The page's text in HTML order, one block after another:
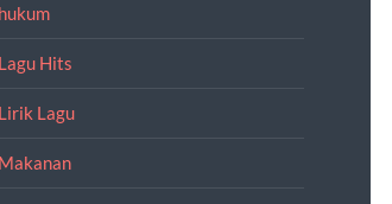
hukum
Lagu Hits
Lirik Lagu
Makanan